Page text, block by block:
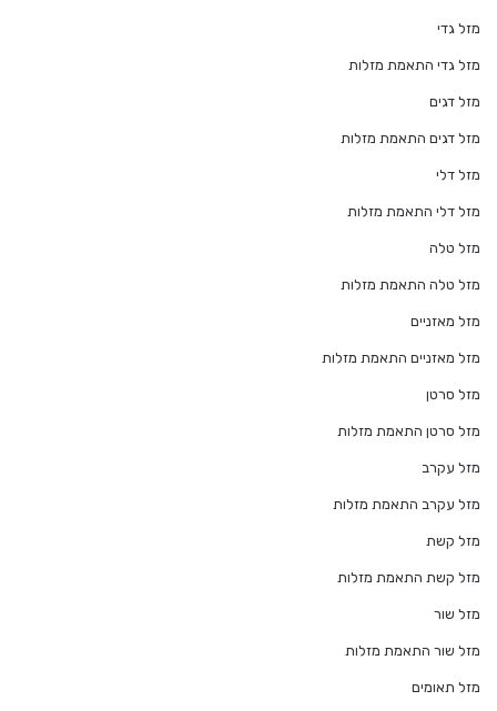
מזל גדי
מזל גדי התאמת מזלות
מזל דגים
מזל דגים התאמת מזלות
מזל דלי
מזל דלי התאמת מזלות
מזל טלה
מזל טלה התאמת מזלות
מזל מאזניים
מזל מאזניים התאמת מזלות
מזל סרטן
מזל סרטן התאמת מזלות
מזל עקרב
מזל עקרב התאמת מזלות
מזל קשת
מזל קשת התאמת מזלות
מזל שור
מזל שור התאמת מזלות
מזל תאומים